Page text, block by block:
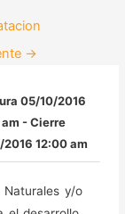
→
05/10/2016
- Cierre
12:00 am
y/o